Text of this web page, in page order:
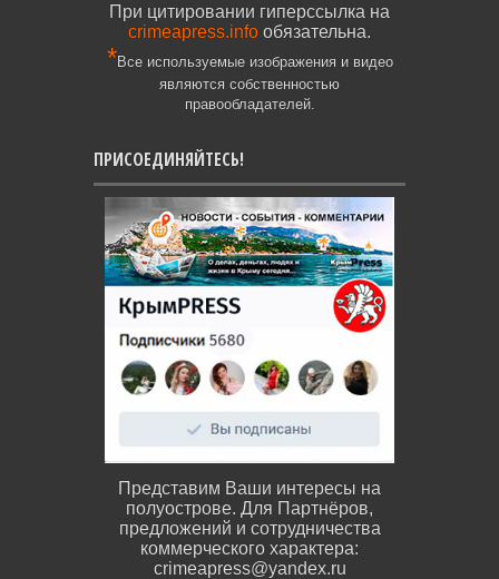
При цитировании гиперссылка на
crimeapress.info обязательна.
*Все используемые изображения и видео
являются собственностью
правообладателей.
ПРИСОЕДИНЯЙТЕСЬ!
Представим Ваши интересы на
полуострове. Для Партнёров,
предложений и сотрудничества
коммерческого характера:
crimeapress@yandex.ru